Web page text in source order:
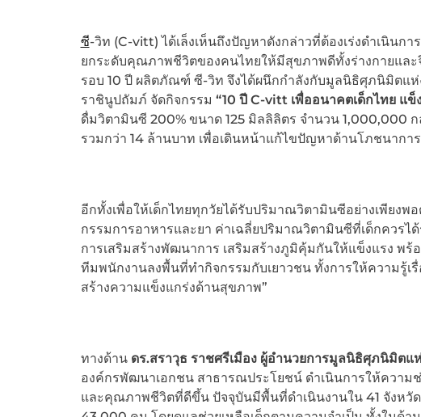
ซี-วิท (C-vitt) ได้เล็งเห็นถึงปัญหาดังกล่าวที่ต้องเร่งดำเนิน
ยกระดับคุณภาพชีวิตของคนไทยให้มีสุขภาพดีทั้งร่างกายแล
รอบ 10 ปี ผลิตภัณฑ์ ซี-วิท จึงได้ผนึกกำลังกับมูลนิธิศุภนิมิตแห่
ราชินูปถัมภ์ จัดกิจกรรม “10 ปี C-vitt เพื่ออนาคตเด็กไทย แข็
ดื่มวิตามินซี 200% ขนาด 125 มิลลิลิตร จำนวน 1,000,000
รวมกว่า 14 ล้านบาท เพื่อเดินหน้าแก้ไขปัญหาด้านโภชนากา
อีกทั้งเพื่อให้เด็กไทยทุกวัยได้รับปริมาณวิตามินซีอย่างเพียง
กรรมการอาหารและยา ค่าเฉลี่ยปริมาณวิตามินซีที่เด็กควร
การเสริมสร้างพัฒนาการ เสริมสร้างภูมิคุ้มกันให้แข็งแรง
ทีมพนักงานลงพื้นที่ทำกิจกรรมกับเยาวชน ทั้งการให้ความรู้เรื่
สร้างความแข็งแกร่งด้านสุขภาพ”
ทางด้าน ดร.สราวุธ ราชศรีเมือง ผู้อำนวยการมูลนิธิศุภนิมิตแ
องค์กรพัฒนาเอกชน สาธารณประโยชน์ ดำเนินการให้ความ
และคุณภาพชีวิตที่ดีขึ้น ปัจจุบันมีพื้นที่ดำเนินงานใน 41 จังหวั